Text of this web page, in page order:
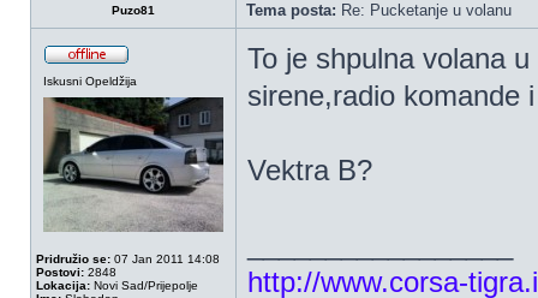
Puzo81 Tema posta: Re: Pucketanje u volanu
Iskusni Opeldžija
Pridružio se: 07 Jan 2011 14:08
Postovi: 2848
Lokacija: Novi Sad/Prijepolje
To je shpulna volana
sirene,radio komande
Vektra B?
http://www.corsa-